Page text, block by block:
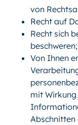
von
Recht auf
Recht sich
beschweren;
Von Ihnen
mit
Abschnitten